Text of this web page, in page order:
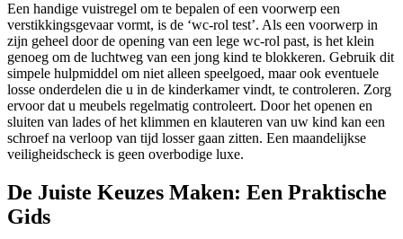
Een handige vuistregel om te bepalen of een voorwerp een
verstikkingsgevaar vormt, is de ‘wc-rol test’. Als een voorwerp in
zijn geheel door de opening van een lege wc-rol past, is het klein
genoeg om de luchtweg van een jong kind te blokkeren. Gebruik dit
simpele hulpmiddel om niet alleen speelgoed, maar ook eventuele
losse onderdelen die u in de kinderkamer vindt, te controleren. Zorg
ervoor dat u meubels regelmatig controleert. Door het openen en
sluiten van lades of het klimmen en klauteren van uw kind kan een
schroef na verloop van tijd losser gaan zitten. Een maandelijkse
veiligheidscheck is geen overbodige luxe.
De Juiste Keuzes Maken: Een Praktische
Gids